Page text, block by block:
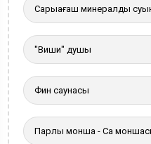
Сарыағаш минералды
"Виши" душы
Фин саунасы
Парлы монша - Сақ